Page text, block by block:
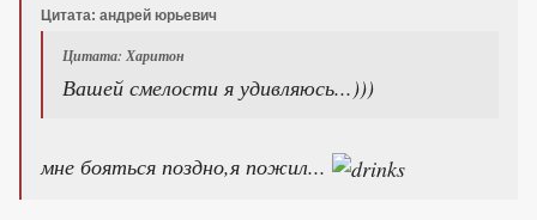
Цитата: андрей юрьевич
Цитата: Харитон
Вашей смелости я удивляюсь...)))
мне бояться поздно,я пожил...